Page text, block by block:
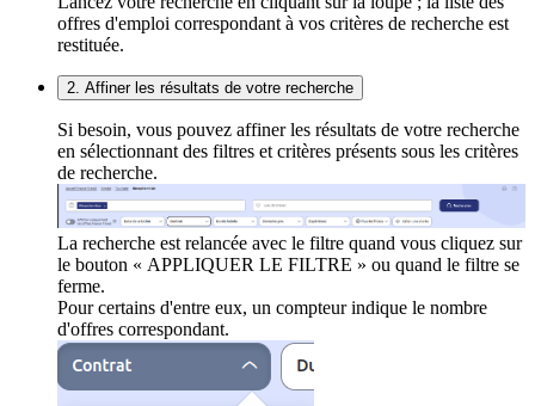
offres d'emploi correspondant à vos critères de recherche est
restituée.
2. Affiner les résultats de votre recherche
Si besoin, vous pouvez affiner les résultats de votre recherche
en sélectionnant des filtres et critères présents sous les critères
de recherche.
La recherche est relancée avec le filtre quand vous cliquez sur
le bouton « APPLIQUER LE FILTRE » ou quand le filtre se
ferme.
Pour certains d'entre eux, un compteur indique le nombre
d'offres correspondant.